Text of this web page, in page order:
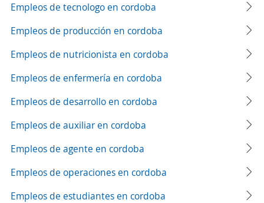
Empleos de tecnologo en cordoba
Empleos de producción en cordoba
Empleos de nutricionista en cordoba
Empleos de enfermería en cordoba
Empleos de desarrollo en cordoba
Empleos de auxiliar en cordoba
Empleos de agente en cordoba
Empleos de operaciones en cordoba
Empleos de estudiantes en cordoba